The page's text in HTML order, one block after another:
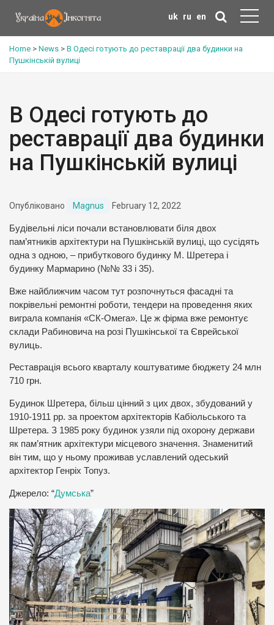
uk ru en
Home > News > В Одесі готують до реставрації два будинки на
Пушкінській вулиці
В Одесі готують до
реставрації два будинки
на Пушкінській вулиці
Опубліковано Magnus February 12, 2022
Будівельні ліси почали встановлювати біля двох
пам’ятників архітектури на Пушкінській вулиці, що сусідять
одна з одною, – прибуткового будинку М. Шретера і
будинку Мармарино (№№ 33 і 35).
Вже найближчим часом тут розпочнуться фасадні та
покрівельні ремонтні роботи, тендери на проведення яких
виграла компанія «СК-Омега». Це ж фірма вже ремонтує
склади Рабиновича на розі Пушкінської та Єврейської
вулиць.
Реставрація всього кварталу коштуватиме бюджету 24 млн
710 грн.
Будинок Шретера, більш цінний з цих двох, збудований у
1910-1911 рр. за проектом архітекторів Кабіольського та
Шретера. З 1985 року будинок узяли під охорону держави
як пам’ятник архітектури місцевого значення. Знаменитий
він тим, що у ньому проживав уславлений одеський
архітектор Генріх Топуз.
Джерело: “Думська”